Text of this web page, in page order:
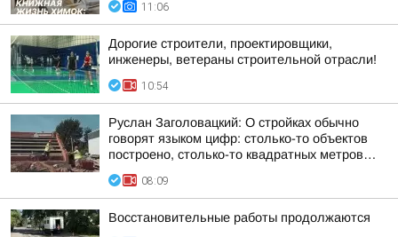
11:06
Дорогие строители, проектировщики,
инженеры, ветераны строительной отрасли!
10:54
Руслан Заголовацкий: О стройках обычно
говорят языком цифр: столько-то объектов
построено, столько-то квадратных метров…
08:09
Восстановительные работы продолжаются